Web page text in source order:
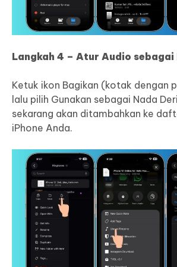
Langkah 4 – Atur Audio sebagai
Ketuk ikon Bagikan (kotak dengan
lalu pilih Gunakan sebagai Nada
sekarang akan ditambahkan ke
iPhone Anda.